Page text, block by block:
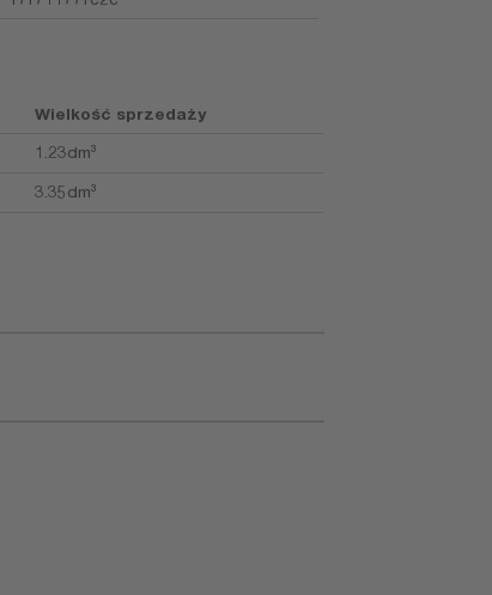
Wielkość sprzedaży
1.23dm³
3.35dm³